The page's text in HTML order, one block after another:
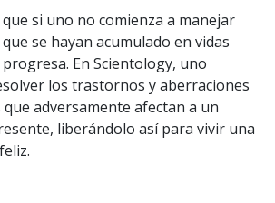
si uno no comienza a manejar
se hayan acumulado en vidas
En Scientology, uno
los trastornos y aberraciones
que adversamente afectan a un
liberándolo así para vivir una